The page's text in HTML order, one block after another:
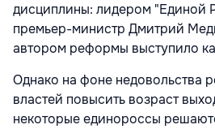
дисциплины: лидером "Единой
премьер-министр Дмитрий
автором реформы выступило
Однако на фоне недовольства
властей повысить возраст
некоторые единороссы